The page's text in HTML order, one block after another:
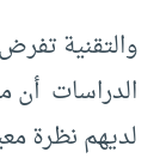
والتقنية
الدراسات أن
لديهم نظرة